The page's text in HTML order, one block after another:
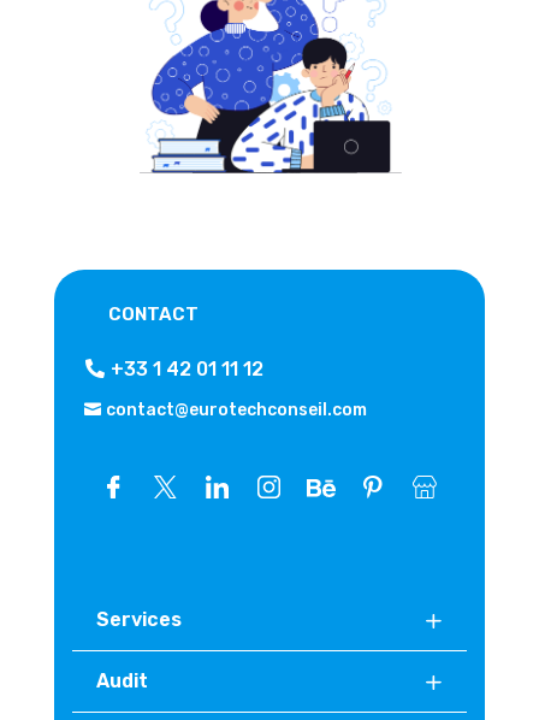
CONTACT
+33 1 42 01 11 12
contact@eurotechconseil.com
Services
Audit